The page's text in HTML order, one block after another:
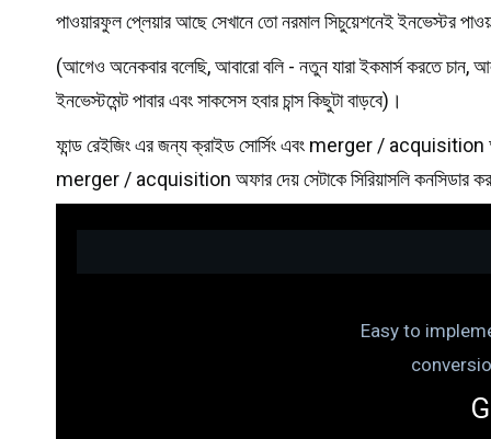
পাওয়ারফুল প্লেয়ার আছে সেখানে তো নরমাল সিচুয়েশনেই ইনভেস্টর
(আগেও অনেকবার বলেছি, আবারো বলি - নতুন যারা ইকমার্স করতে চান,
ইনভেস্টমেন্ট পাবার এবং সাকসেস হবার চান্স কিছুটা বাড়বে)।
ফান্ড রেইজিং এর জন্য ক্রাইড সোর্সিং এবং merger / acquisition
merger / acquisition অফার দেয় সেটাকে সিরিয়াসলি কনসিডার
Easy to